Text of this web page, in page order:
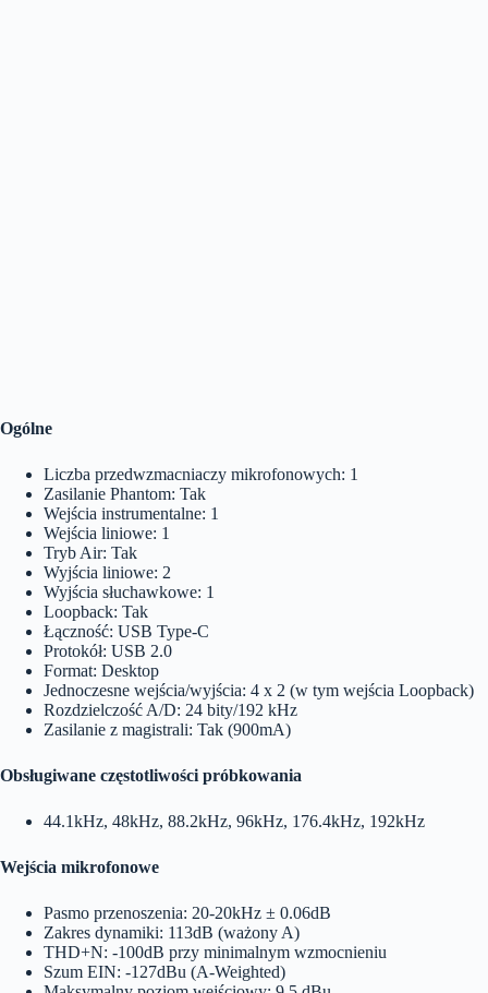
Ogólne
Liczba przedwzmacniaczy mikrofonowych: 1
Zasilanie Phantom: Tak
Wejścia instrumentalne: 1
Wejścia liniowe: 1
Tryb Air: Tak
Wyjścia liniowe: 2
Wyjścia słuchawkowe: 1
Loopback: Tak
Łączność: USB Type-C
Protokół: USB 2.0
Format: Desktop
Jednoczesne wejścia/wyjścia: 4 x 2 (w tym wejścia Loopback)
Rozdzielczość A/D: 24 bity/192 kHz
Zasilanie z magistrali: Tak (900mA)
Obsługiwane częstotliwości próbkowania
44.1kHz, 48kHz, 88.2kHz, 96kHz, 176.4kHz, 192kHz
Wejścia mikrofonowe
Pasmo przenoszenia: 20-20kHz ± 0.06dB
Zakres dynamiki: 113dB (ważony A)
THD+N: -100dB przy minimalnym wzmocnieniu
Szum EIN: -127dBu (A-Weighted)